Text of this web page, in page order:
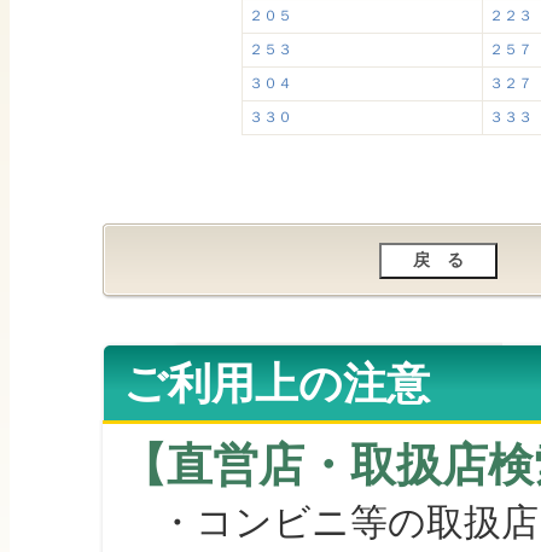
２０５
２２３
２５３
２５７
３０４
３２７
３３０
３３３
ご利用上の注意
【直営店・取扱店
・コンビニ等の取扱